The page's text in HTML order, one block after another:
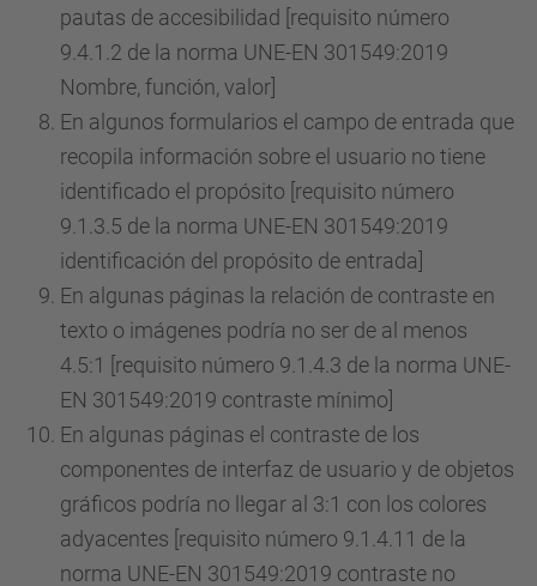
pautas de accesibilidad [requisito número
9.4.1.2 de la norma UNE-EN 301549:2019
Nombre, función, valor]
En algunos formularios el campo de entrada que
recopila información sobre el usuario no tiene
identificado el propósito [requisito número
9.1.3.5 de la norma UNE-EN 301549:2019
identificación del propósito de entrada]
En algunas páginas la relación de contraste en
texto o imágenes podría no ser de al menos
4.5:1 [requisito número 9.1.4.3 de la norma UNE-
EN 301549:2019 contraste mínimo]
En algunas páginas el contraste de los
componentes de interfaz de usuario y de objetos
gráficos podría no llegar al 3:1 con los colores
adyacentes [requisito número 9.1.4.11 de la
norma UNE-EN 301549:2019 contraste no